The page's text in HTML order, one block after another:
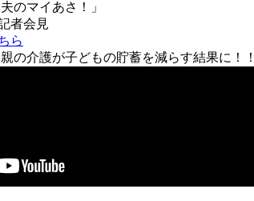
のマイあさ！」
者会見
ら
の介護が子どもの貯蓄を減らす結果に！！